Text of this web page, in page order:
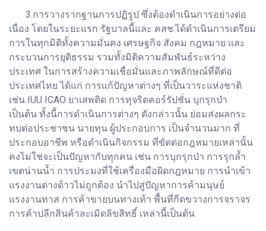
3.การวางรากฐานการปฏิรูป ซึ่งต้องดำเนินการอย่างต่อ
เนื่อง โดยในระยะแรก รัฐบาลนี้และ คสช.ได้ดำเนินการเตรียม
การในทุกมิติทั้งความมั่นคง เศรษฐกิจ สังคม กฎหมาย และ
กระบวนการยุติธรรม รวมทั้งมิติความสัมพันธ์ระหว่าง
ประเทศ ในการสร้างความเชื่อมั่นและภาพลักษณ์ที่ดีต่อ
ประเทศไทย ได้แก่ การแก้ปัญหาต่างๆ ที่เป็นวาระแห่งชาติ
เช่น IUU ICAO ยาเสพติด การทุจริตคอร์รัปชั่น บุกรุกป่า
เป็นต้น ทั้งนี้การดำเนินการต่างๆ ดังกล่าวนั้น ย่อมส่งผลกระ
ทบต่อประชาชน นายทุน ผู้ประกอบการ เป็นจำนวนมาก ที่
ประกอบอาชีพ หรือดำเนินกิจกรรม ที่ขัดต่อกฎหมายเหล่านั้น
คงไม่ใช่จะเป็นปัญหากับทุกคน เช่น การบุกรุกป่า การรุกล้ำ
เขตน่านน้ำ การประมงที่ใช้เครื่องมือผิดกฎหมาย การนำเข้า
แรงงานต่างด้าวไม่ถูกต้อง นำไปสู่ปัญหาการค้ามนุษย์
แรงงานทาส การค้าขายบนทางเท้า พื้นที่กีดขวางการจราจร
การค้าปลีกสินค้าละเมิดลิขสิทธิ์ เหล่านี้เป็นต้น